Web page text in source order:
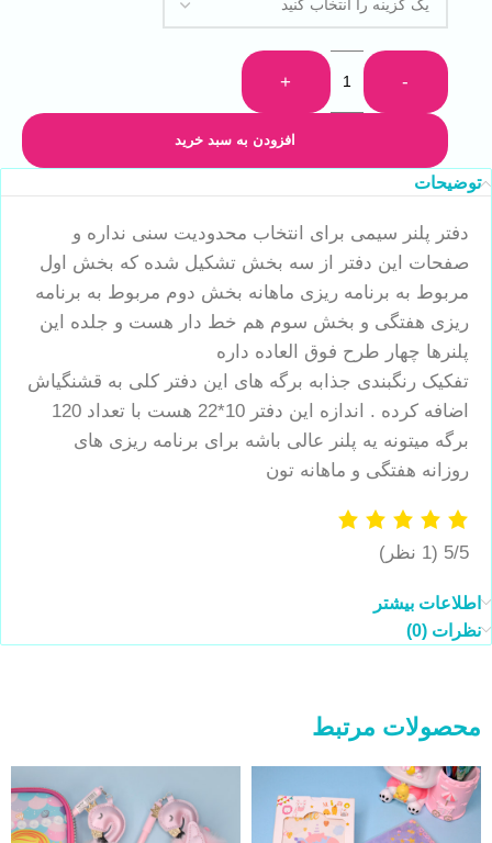
-
+
افزودن به سبد خرید
توضیحات
دفتر پلنر سیمی برای انتخاب محدودیت سنی نداره و
صفحات این دفتر از سه بخش تشکیل شده که بخش اول
مربوط به برنامه ریزی ماهانه بخش دوم مربوط به برنامه
ریزی هفتگی و بخش سوم هم خط دار هست و جلده این
پلنرها چهار طرح فوق العاده داره
تفکیک رنگبندی جذابه برگه های این دفتر کلی به قشنگیاش
اضافه کرده . اندازه این دفتر 10*22 هست با تعداد 120
برگه میتونه یه پلنر عالی باشه برای برنامه ریزی های
روزانه هفتگی و ماهانه تون
5/5 (1 نظر)
اطلاعات بیشتر
نظرات (0)
محصولات مرتبط